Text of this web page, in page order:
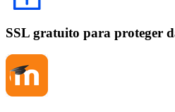
SSL gratuito para proteger